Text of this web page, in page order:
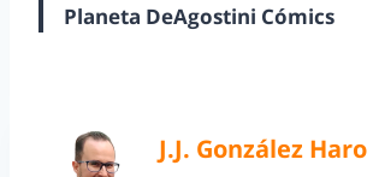
Planeta DeAgostini Cómics
J.J. González Haro